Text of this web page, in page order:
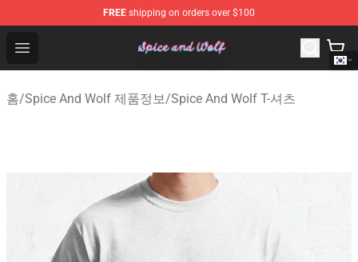
FREE shipping on orders over $100
Open menu
Spice And Wolf Store - Official Spice And Wolf
홈/Spice And Wolf 제품정보/Spice And Wolf T-셔츠